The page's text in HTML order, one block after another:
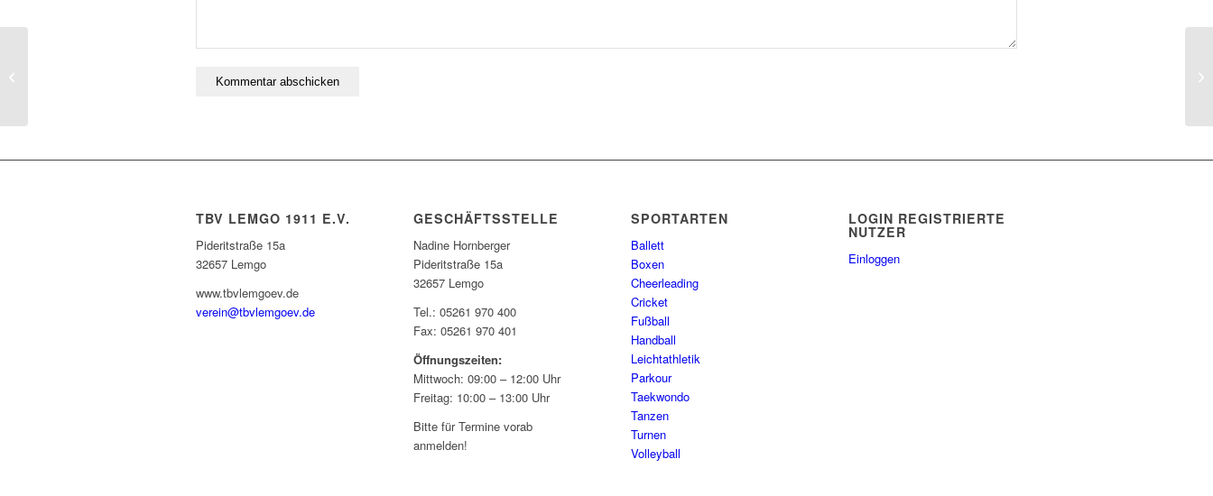
TBV LEMGO 1911 E.V.
Pideritstraße 15a
32657 Lemgo
www.tbvlemgoev.de
verein@tbvlemgoev.de
GESCHÄFTSSTELLE
Nadine Hornberger
Pideritstraße 15a
32657 Lemgo
Tel.: 05261 970 400
Fax: 05261 970 401
Öffnungszeiten:
Mittwoch: 09:00 – 12:00 Uhr
Freitag: 10:00 – 13:00 Uhr
Bitte für Termine vorab
anmelden!
SPORTARTEN
Ballett
Boxen
Cheerleading
Cricket
Fußball
Handball
Leichtathletik
Parkour
Taekwondo
Tanzen
Turnen
Volleyball
LOGIN REGISTRIERTE
NUTZER
Einloggen